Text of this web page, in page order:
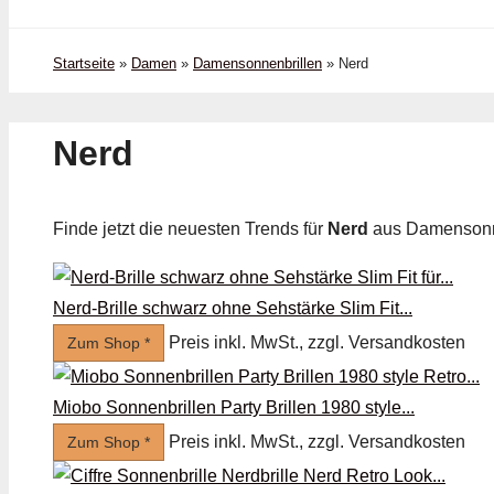
Startseite » Damen » Damensonnenbrillen » Nerd
Nerd
Finde jetzt die neuesten Trends für Nerd aus
Nerd-Brille schwarz ohne Sehstärke Slim Fit...
Zum Shop * Preis inkl. MwSt., zzgl. Versandkosten
Miobo Sonnenbrillen Party Brillen 1980 style...
Zum Shop * Preis inkl. MwSt., zzgl. Versandkosten